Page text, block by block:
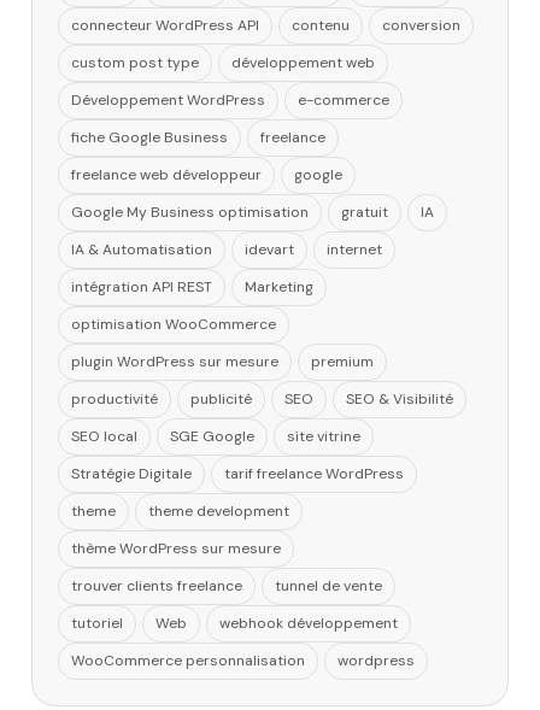
connecteur WordPress API
contenu
conversion
custom post type
développement web
Développement WordPress
e-commerce
fiche Google Business
freelance
freelance web développeur
google
Google My Business optimisation
gratuit
IA
IA & Automatisation
idevart
internet
intégration API REST
Marketing
optimisation WooCommerce
plugin WordPress sur mesure
premium
productivité
publicité SEO
SEO & Visibilité
SEO local
SGE Google
site vitrine
Stratégie Digitale
tarif freelance WordPress
theme
theme development
thème WordPress sur mesure
trouver clients freelance
tunnel de vente
tutoriel
Web
webhook développement
WooCommerce personnalisation
wordpress